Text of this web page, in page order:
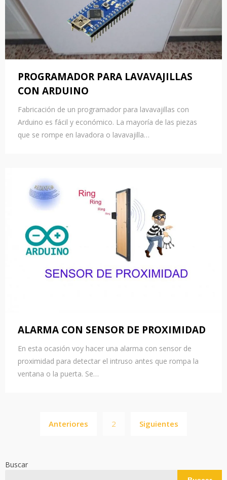
PROGRAMADOR PARA LAVAVAJILLAS
CON ARDUINO
Fabricación de un programador para lavavajillas con
Arduino es fácil y económico. La mayoría de las piezas
que se rompe en lavadora o lavavajilla…
ALARMA CON SENSOR DE PROXIMIDAD
En esta ocasión voy hacer una alarma con sensor de
proximidad para detectar el intruso antes que rompa la
ventana o la puerta. Se…
de
Anteriores 2 Siguientes
Buscar